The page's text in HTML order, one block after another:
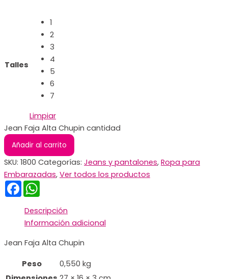
Talles
1
2
3
4
5
6
7
Limpiar
Jean Faja Alta Chupin cantidad
Añadir al carrito
SKU: 1800 Categorías: Jeans y pantalones, Ropa para
Embarazadas, Ver todos los productos
Facebook
Descripción
Información adicional
Jean Faja Alta Chupin
Peso
0,550 kg